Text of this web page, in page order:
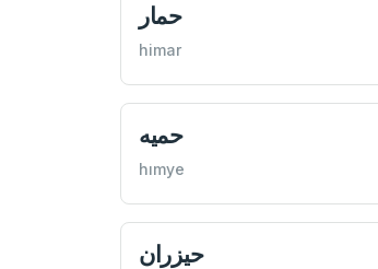
حمار
himar
حميه
hımye
حيزران